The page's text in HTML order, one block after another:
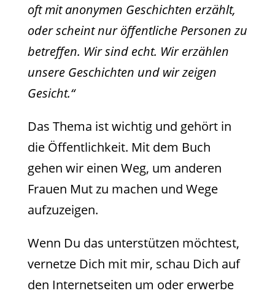
oft mit anonymen Geschichten erzählt,
oder scheint nur öffentliche Personen zu
betreffen. Wir sind echt. Wir erzählen
unsere Geschichten und wir zeigen
Gesicht.“
Das Thema ist wichtig und gehört in
die Öffentlichkeit. Mit dem Buch
gehen wir einen Weg, um anderen
Frauen Mut zu machen und Wege
aufzuzeigen.
Wenn Du das unterstützen möchtest,
vernetze Dich mit mir, schau Dich auf
den Internetseiten um oder erwerbe